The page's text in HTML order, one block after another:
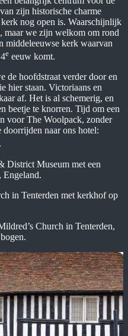
zijn historische charme
nog open is. Waarschijnlijk
maar we zijn welkom om rond
middeleeuwse kerk waarvan
e eeuw komt.
de hoofdstraat verder door en
hier staan. Victoriaans en
af. Het is al schemerig, en
beetje te knorren. Tijd om een
voor The Woolpack, zonder
naar ons hotel:
.